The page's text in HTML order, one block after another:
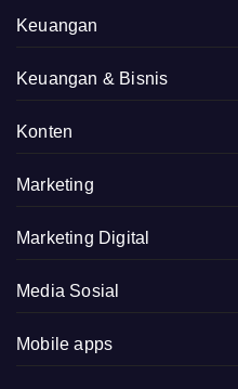
Keuangan
Keuangan & Bisnis
Konten
Marketing
Marketing Digital
Media Sosial
Mobile apps